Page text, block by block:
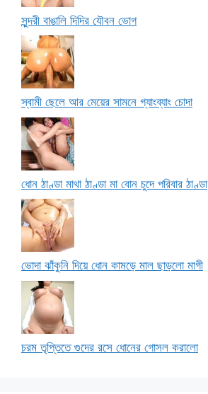
সুন্দরী বাঙালি দিদির যৌবন ভোগ
স্বামী ছেলে আর মেয়ের সামনে গ্যাংব্যাং চোদা
ধোন ঠাণ্ডা মাথা ঠাণ্ডা মা বোন চুদে পরিবার ঠাণ্ডা
ভোদা ঝাঁকুনি দিয়ে ধোন কামড়ে মাল ছাড়লো মাগী
চরম তৃপ্তিতে গুদের রসে ধোনের গোসল করালো